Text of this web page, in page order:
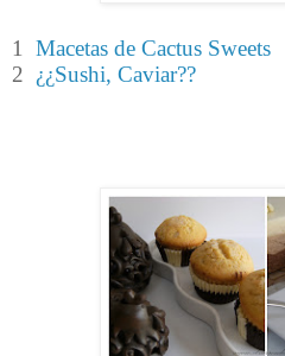
1 Macetas de Cactus Sweets
2 ¿¿Sushi, Caviar??